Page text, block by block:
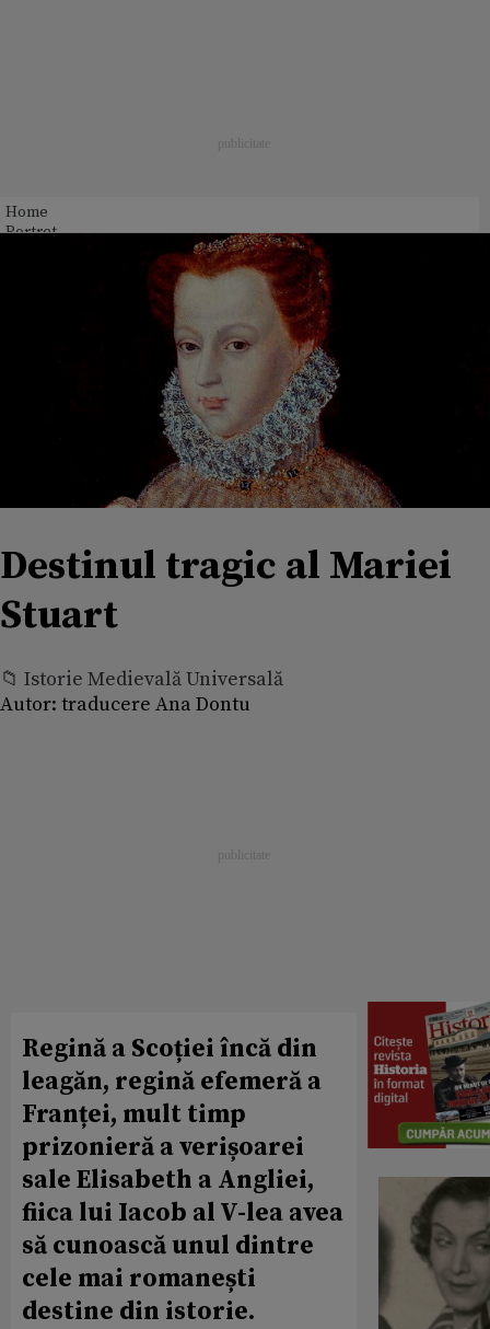
Home
Portret
Destinul tragic al Mariei
Stuart
📁 Istorie Medievală Universală
Autor: traducere Ana Dontu
Regină a Scoției încă din
leagăn, regină efemeră a
Franței, mult timp
prizonieră a verișoarei
sale Elisabeth a Angliei,
fiica lui Iacob al V-lea avea
să cunoască unul dintre
cele mai romanești
destine din istorie.